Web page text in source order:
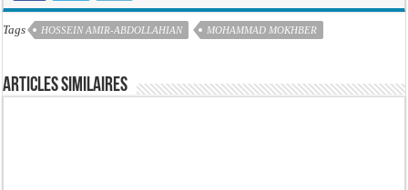
Tags HOSSEIN AMIR-ABDOLLAHIAN MOHAMMAD MOKHBER
Articles similaires